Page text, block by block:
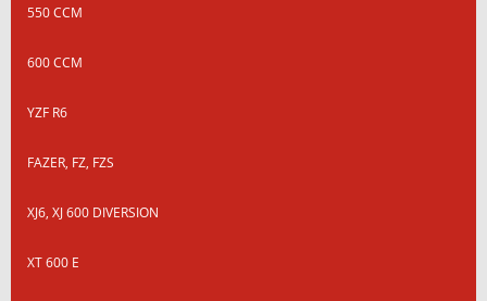
550 CCM
600 CCM
YZF R6
FAZER, FZ, FZS
XJ6, XJ 600 DIVERSION
XT 600 E